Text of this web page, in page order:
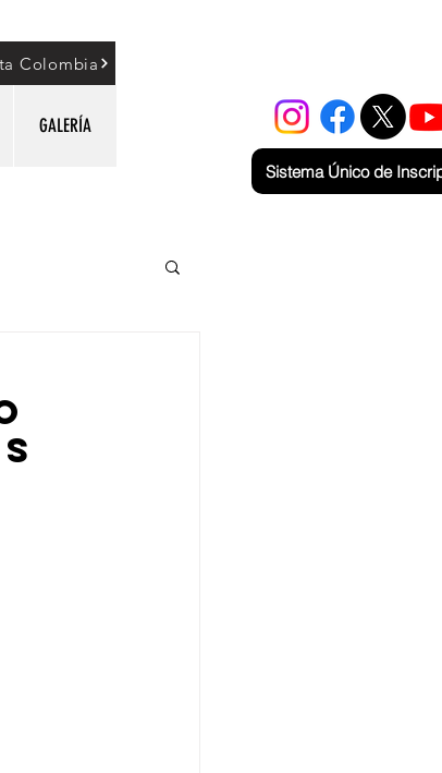
Colombia
GALERÍA
Sistema Único de